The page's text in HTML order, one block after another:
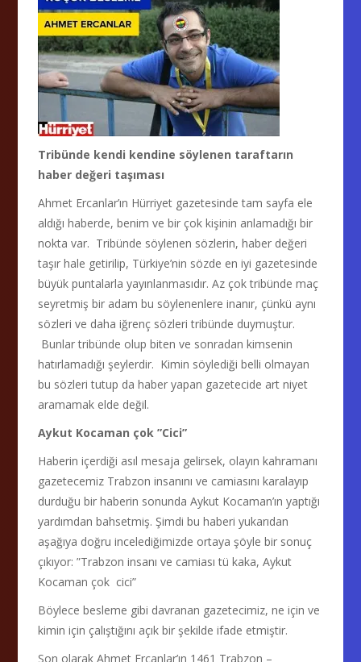
Tribünde kendi kendine söylenen taraftarın
haber değeri taşıması
Ahmet Ercanlar’ın Hürriyet gazetesinde tam sayfa ele
aldığı haberde, benim ve bir çok kişinin anlamadığı bir
nokta var. Tribünde söylenen sözlerin, haber değeri
taşır hale getirilip, Türkiye’nin sözde en iyi gazetesinde
büyük puntalarla yayınlanmasıdır. Az çok tribünde maç
seyretmiş bir adam bu söylenenlere inanır, çünkü aynı
sözleri ve daha iğrenç sözleri tribünde duymuştur.
Bunlar tribünde olup biten ve sonradan kimsenin
hatırlamadığı şeylerdir. Kimin söylediği belli olmayan
bu sözleri tutup da haber yapan gazetecide art niyet
aramamak elde değil.
Aykut Kocaman çok ”Cici”
Haberin içerdiği asıl mesaja gelirsek, olayın kahramanı
gazetecemiz Trabzon insanını ve camiasını karalayıp
durduğu bir haberin sonunda Aykut Kocaman’ın yaptığı
yardımdan bahsetmiş. Şimdi bu haberi yukarıdan
aşağıya doğru incelediğimizde ortaya şöyle bir sonuç
çıkıyor: ”Trabzon insanı ve camiası tü kaka, Aykut
Kocaman çok cici”
Böylece besleme gibi davranan gazetecimiz, ne için ve
kimin için çalıştığını açık bir şekilde ifade etmiştir.
Son olarak Ahmet Ercanlar’ın 1461 Trabzon –